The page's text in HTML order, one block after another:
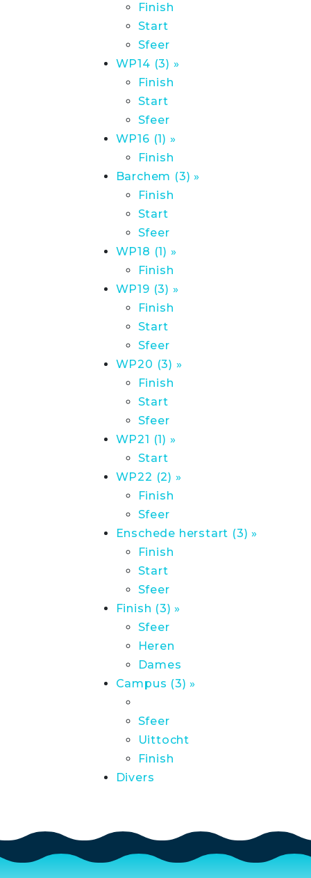
Finish
Start
Sfeer
WP14 (3) »
Finish
Start
Sfeer
WP16 (1) »
Finish
Barchem (3) »
Finish
Start
Sfeer
WP18 (1) »
Finish
WP19 (3) »
Finish
Start
Sfeer
WP20 (3) »
Finish
Start
Sfeer
WP21 (1) »
Start
WP22 (2) »
Finish
Sfeer
Enschede herstart (3) »
Finish
Start
Sfeer
Finish (3) »
Sfeer
Heren
Dames
Campus (3) »
Sfeer
Uittocht
Finish
Divers